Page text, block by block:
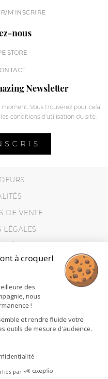
M’INSCRIRE
nous
STORE
Newsletter
Vous trouverez pour cela
conditions d'utilisation du site.
DE VENTE
LÉGALES
à croquer!
des
nous
!
et rendre fluide votre
outils de mesure d'audience.
par